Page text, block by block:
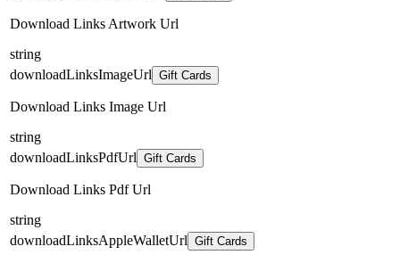
Download Links Artwork Url
string
downloadLinksImageUrl Gift Cards
Download Links Image Url
string
downloadLinksPdfUrl Gift Cards
Download Links Pdf Url
string
downloadLinksAppleWalletUrl Gift Cards